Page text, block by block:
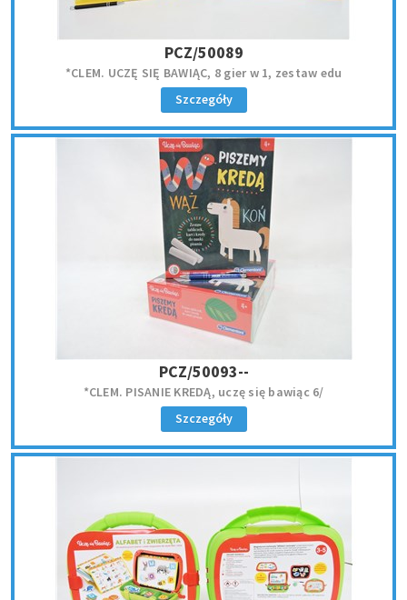
PCZ/50089
*CLEM. UCZĘ SIĘ BAWIĄC, 8 gier w 1, zestaw edu
Szczegóły
PCZ/50093--
*CLEM. PISANIE KREDĄ, uczę się bawiąc 6/
Szczegóły